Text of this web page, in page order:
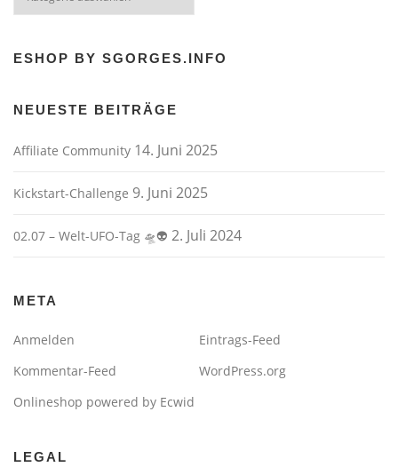
ESHOP BY SGORGES.INFO
NEUESTE BEITRÄGE
Affiliate Community 14. Juni 2025
Kickstart-Challenge 9. Juni 2025
02.07 – Welt-UFO-Tag 🛸👽 2. Juli 2024
META
Anmelden
Eintrags-Feed
Kommentar-Feed
WordPress.org
Onlineshop powered by Ecwid
LEGAL